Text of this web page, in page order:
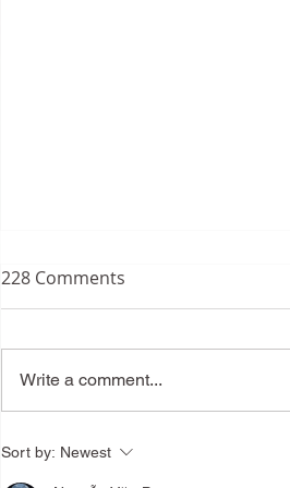
The Amber Spyglass - Philip
228 Comments
Write a comment...
Sort by: Newest